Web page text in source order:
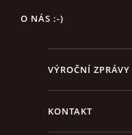
O NÁS :-)
VÝROČNÍ ZPRÁVY
KONTAKT